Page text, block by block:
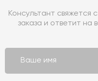
Консультант свяжется
заказа и ответит